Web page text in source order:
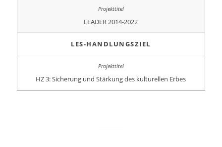
LEADER 2014-2022
LES-HANDLUNGSZIEL
HZ 3: Sicherung und Stärkung des kulturellen Erbes